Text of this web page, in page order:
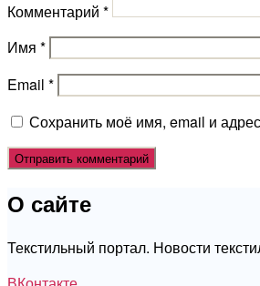
Комментарий *
Имя *
Email *
Сохранить моё имя, email и
О сайте
Текстильный портал. Новости